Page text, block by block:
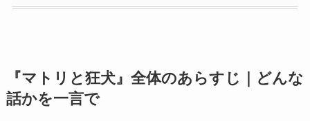
『マトリと狂犬』全体のあらすじ｜どんな
話かを一言で